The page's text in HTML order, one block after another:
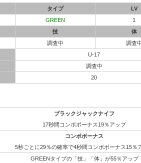
タイプ
LV
GREEN
1
技
体
調査中
調査
U-17
調査中
20
ブラックジャックナイフ
17秒間コンボボーナス19％アップ
コンボボーナス
5秒ごとに29％の確率で4秒間コンボボーナス15％
GREENタイプの「技」「体」が55％アップ